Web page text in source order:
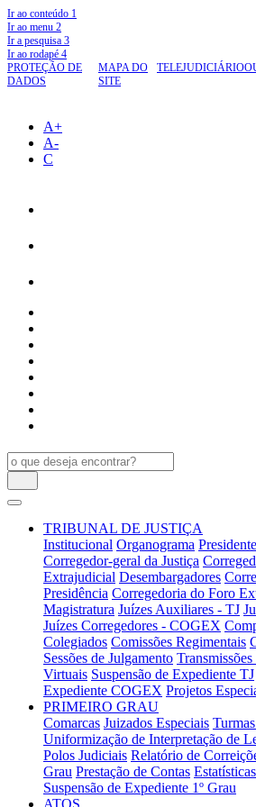
Ir ao conteúdo 1
Ir ao menu 2
Ir a pesquisa 3
Ir ao rodapé 4
PROTEÇÃO DE
DADOS
MAPA DO
SITE
TELEJUDICIÁRIO
A+
A-
C
TRIBUNAL DE JUSTIÇA
Institucional Organograma Presidente
Corregedor-geral da Justiça
Extrajudicial Desembargadores
Presidência Corregedoria do Foro
Magistratura Juízes Auxiliares - TJ
Juízes Corregedores - COGEX
Colegiados Comissões Regimentais
Sessões de Julgamento Transmissões
Virtuais Suspensão de Expediente TJ
Expediente COGEX Projetos
PRIMEIRO GRAU
Comarcas Juizados Especiais
Uniformização de Interpretação de
Polos Judiciais Relatório de
Grau Prestação de Contas
Suspensão de Expediente 1º Grau
ATOS